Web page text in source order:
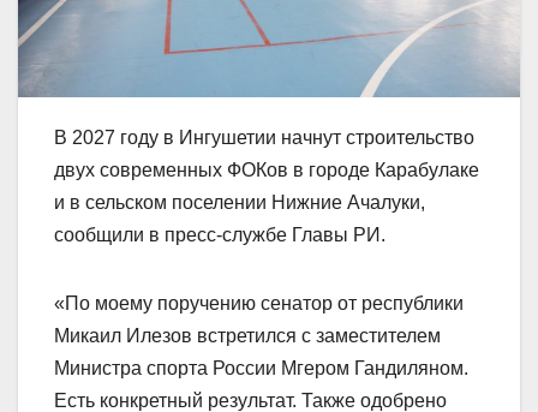
В 2027 году в Ингушетии начнут строительство
двух современных ФОКов в городе Карабулаке
и в сельском поселении Нижние Ачалуки,
сообщили в пресс-службе Главы РИ.
«По моему поручению сенатор от республики
Микаил Илезов встретился с заместителем
Министра спорта России Мгером Гандиляном.
Есть конкретный результат. Также одобрено